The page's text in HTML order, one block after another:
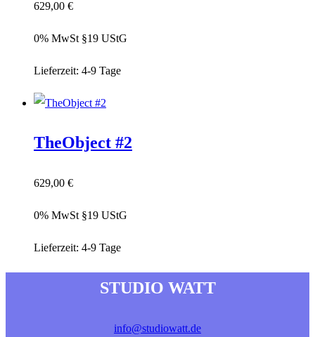
629,00 €
0% MwSt §19 UStG
Lieferzeit: 4-9 Tage
TheObject #2
629,00 €
0% MwSt §19 UStG
Lieferzeit: 4-9 Tage
STUDIO WATT
info@studiowatt.de